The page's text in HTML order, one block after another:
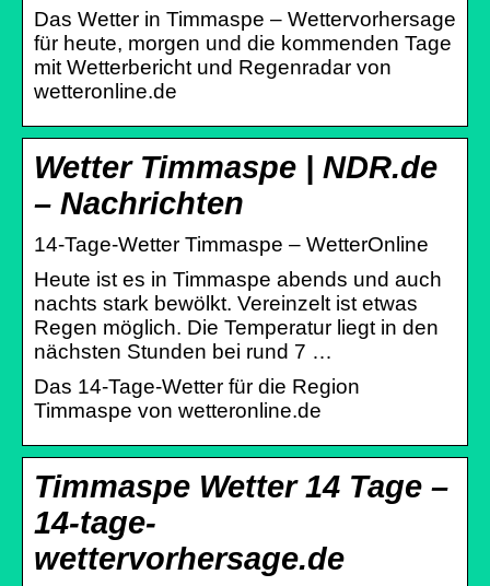
Das Wetter in Timmaspe – Wettervorhersage
für heute, morgen und die kommenden Tage
mit Wetterbericht und Regenradar von
wetteronline.de
Wetter Timmaspe | NDR.de
– Nachrichten
14-Tage-Wetter Timmaspe – WetterOnline
Heute ist es in Timmaspe abends und auch
nachts stark bewölkt. Vereinzelt ist etwas
Regen möglich. Die Temperatur liegt in den
nächsten Stunden bei rund 7 …
Das 14-Tage-Wetter für die Region
Timmaspe von wetteronline.de
Timmaspe Wetter 14 Tage –
14-tage-
wettervorhersage.de